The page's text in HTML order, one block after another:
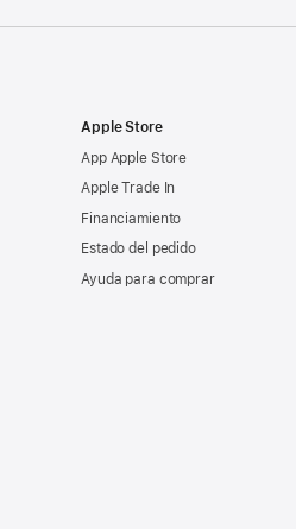
Apple Store
App Apple Store
Apple Trade In
Financiamiento
Estado del pedido
Ayuda para comprar